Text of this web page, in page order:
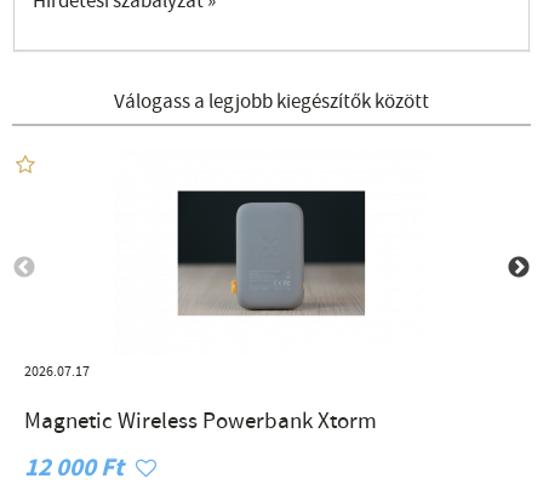
Válogass a legjobb kiegészítők között
2026.07.17
Magnetic Wireless Powerbank Xtorm
12 000 Ft